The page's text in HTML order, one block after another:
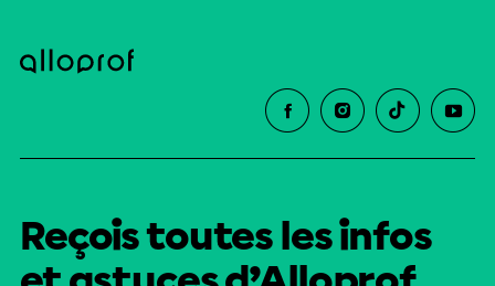
Reçois toutes les infos